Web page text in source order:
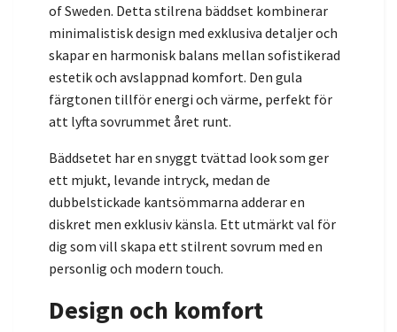
of Sweden. Detta stilrena bäddset kombinerar
minimalistisk design med exklusiva detaljer och
skapar en harmonisk balans mellan sofistikerad
estetik och avslappnad komfort. Den gula
färgtonen tillför energi och värme, perfekt för
att lyfta sovrummet året runt.
Bäddsetet har en snyggt tvättad look som ger
ett mjukt, levande intryck, medan de
dubbelstickade kantsömmarna adderar en
diskret men exklusiv känsla. Ett utmärkt val för
dig som vill skapa ett stilrent sovrum med en
personlig och modern touch.
Design och komfort